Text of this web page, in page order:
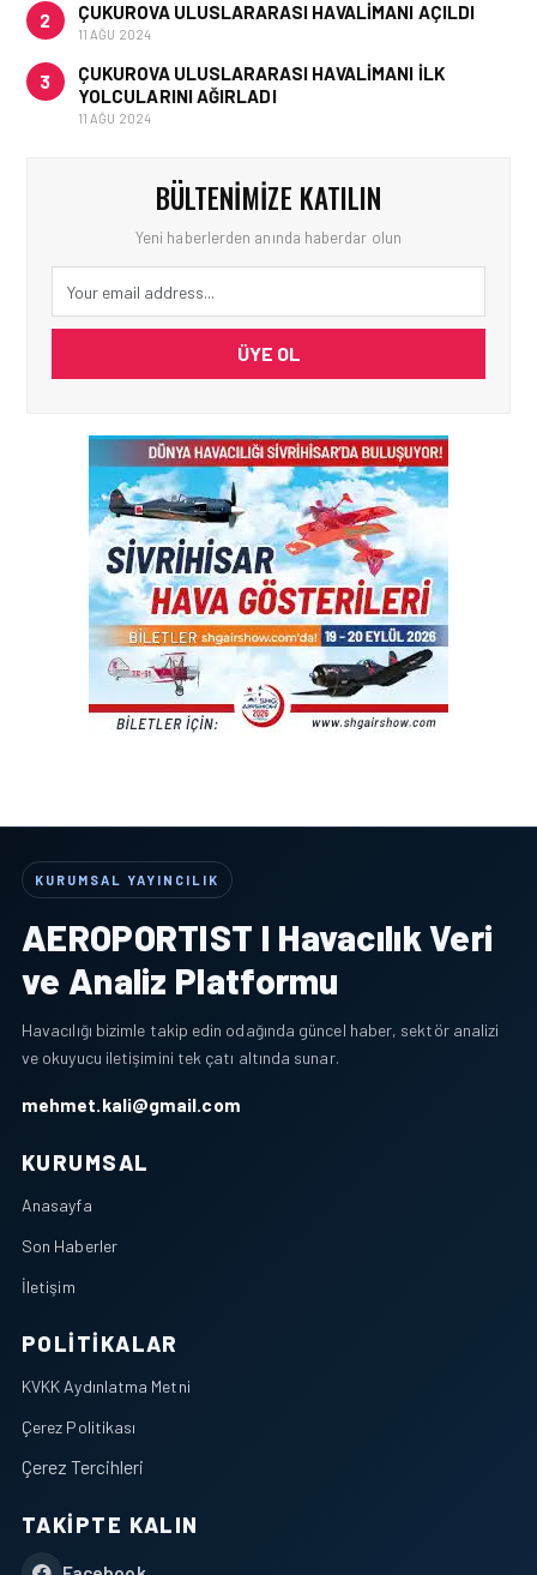
2 ÇUKUROVA ULUSLARARASI HAVALIMANI AÇILDI
11 AĞU 2024
3
ÇUKUROVA ULUSLARARASI HAVALIMANI İLK
YOLCULARINI AĞIRLADI
11 AĞU 2024
BÜLTENIMIZE KATILIN
Yeni haberlerden anında haberdar olun
ÜYE OL
KURUMSAL YAYINCILIK
AEROPORTIST I Havacılık Veri
ve Analiz Platformu
Havacılığı bizimle takip edin odağında güncel haber, sektör analizi
ve okuyucu iletişimini tek çatı altında sunar.
mehmet.kali@gmail.com
KURUMSAL
Anasayfa
Son Haberler
İletişim
POLITIKALAR
KVKK Aydınlatma Metni
Çerez Politikası
Çerez Tercihleri
TAKIPTE KALIN